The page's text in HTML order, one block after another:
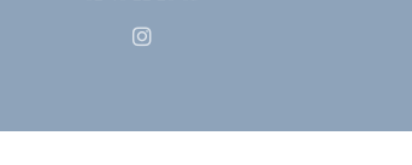
Instagram ((ανοίγει σε νέο